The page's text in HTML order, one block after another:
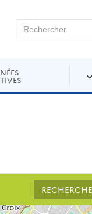
sur Andra